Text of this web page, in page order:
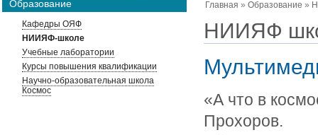
Образование
Кафедры ОЯФ
НИИЯФ-школе
Учебные лаборатории
Курсы повышения квалификации
Научно-образовательная школа
Космос
Главная » Образование »
НИИЯФ
«А что в
Прохоров.